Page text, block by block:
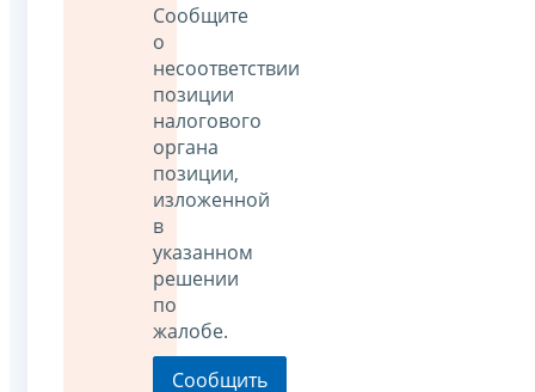
Сообщите
о
несоответствии
позиции
налогового
органа
позиции,
изложенной
в
указанном
решении
по
жалобе.